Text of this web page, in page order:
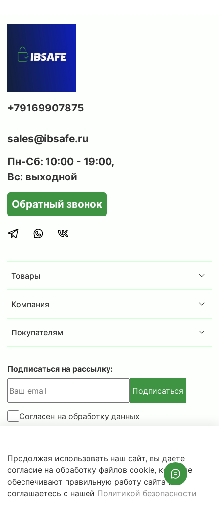
Товары
Компания
Покупателям
+79169907875
sales@ibsafe.ru
Пн-Сб: 10:00 - 19:00,
Вс: выходной
Обратный звонок
Подписаться на рассылку:
Подписаться
Согласен на обработку данных
© 2025-2026 IBSAFE.RU – Интернет-магазин сейфов и
металлической мебели.
Информация о розничных ценах, технических
характеристиках, наличии на складе носит справочный
характер и не является публичной офертой.
Продолжая использовать наш сайт, вы даете
согласие на обработку файлов cookie, которые
обеспечивают правильную работу сайта и
соглашаетесь с нашей Политикой безопасности